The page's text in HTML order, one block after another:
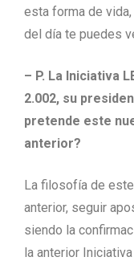
esta forma de
del día te puedes
– P. La Iniciativa
2.002, su
pretende este
anterior?
La filosofía de
anterior, seguir
siendo la
la anterior Iniciativa